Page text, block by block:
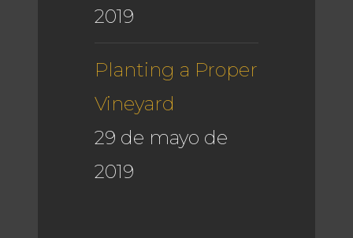
2019
Planting a Proper
Vineyard
29 de mayo de
2019